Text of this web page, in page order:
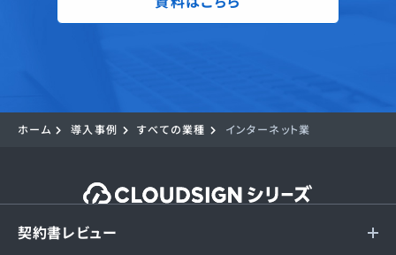
ホーム 導入事例 すべての業種 インターネット業
契約書レビュー